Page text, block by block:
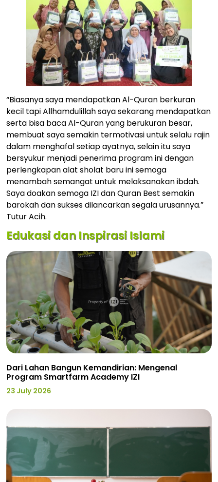
“Biasanya saya mendapatkan Al-Quran berkuran
kecil tapi Allhamdulillah saya sekarang mendapatkan
serta bisa baca Al-Quran yang berukuran besar,
membuat saya semakin termotivasi untuk selalu rajin
dalam menghafal setiap ayatnya, selain itu saya
bersyukur menjadi penerima program ini dengan
perlengkapan alat sholat baru ini semoga
menambah semangat untuk melaksanakan ibdah.
Saya doakan semoga IZI dan Quran Best semakin
barokah dan sukses dilancarkan segala urusannya.”
Tutur Acih.
Edukasi dan Inspirasi Islami
Dari Lahan Bangun Kemandirian: Mengenal
Program Smartfarm Academy IZI
23 July 2026